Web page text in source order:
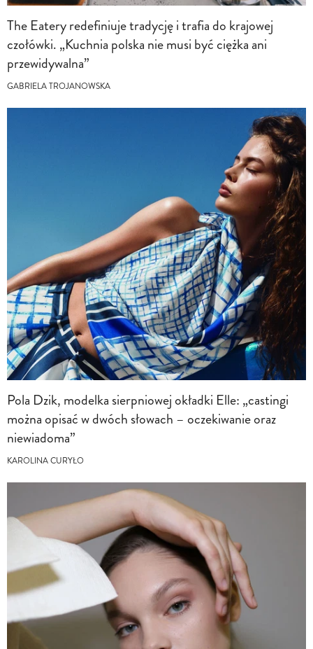
The Eatery redefiniuje tradycję i trafia do krajowej
czołówki. „Kuchnia polska nie musi być ciężka ani
przewidywalna”
GABRIELA TROJANOWSKA
Pola Dzik, modelka sierpniowej okładki Elle: „castingi
można opisać w dwóch słowach – oczekiwanie oraz
niewiadoma”
KAROLINA CURYŁO